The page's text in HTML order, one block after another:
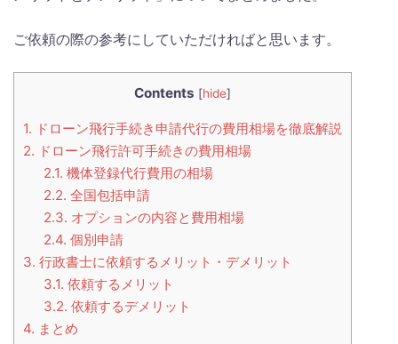
ご依頼の際の参考にしていただければと思います。
Contents [hide]
1. ドローン飛行手続き申請代行の費用相場を徹底解説
2. ドローン飛行許可手続きの費用相場
2.1. 機体登録代行費用の相場
2.2. 全国包括申請
2.3. オプションの内容と費用相場
2.4. 個別申請
3. 行政書士に依頼するメリット・デメリット
3.1. 依頼するメリット
3.2. 依頼するデメリット
4. まとめ